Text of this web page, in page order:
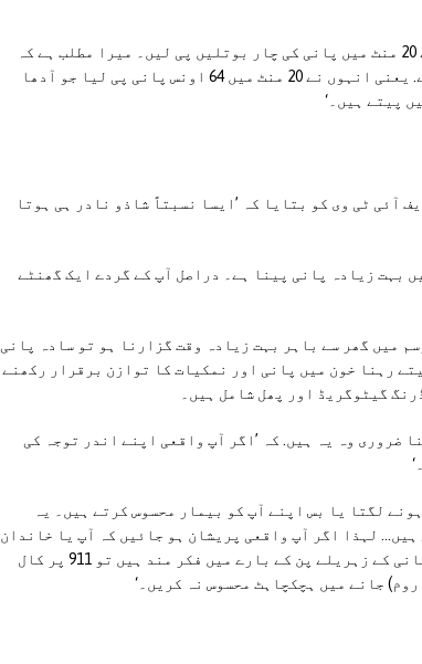
ان کا مزید کہنا تھا، ’کسی نے کہا کہ انہوں نے 20 منٹ میں پانی کی چار بوتلیں پی لیں۔ میرا مطلب ہے کہ
ایک اوسط پانی کی بوتل 16 اونس کی طرح ہوتی ہے. یعنی انہوں نے 20 منٹ میں 64 اونس پانی پی لیا جو آدھا
پیتے ہیں۔‘
آئی ٹی وی کو بتایا کہ ’ایسا نسبتاً شاذو نادر ہی ہوتا
بہت زیادہ پانی پینا ہے۔ دراصل آپ کے گردے ایک گھنٹے
میں گھر سے باہر بہت زیادہ وقت گزارنا ہو تو سادہ پانی
رہنا خون میں پانی اور نمکیات کا توازن برقرار رکھنے
گیٹوگریڈ اور پھل شامل ہیں۔
ضروری وہ یہ ہیں. کہ ’اگر آپ واقعی اپنے اندر توجہ کی
لگتا یا بس اپنے آپ کو بیمار محسوس کرتے ہیں۔ یہ
ہیں… لہذا اگر آپ واقعی پریشان ہو جائیں کہ آپ یا خاندان
کا کوئی فرد ٹھیک سے کام نہیں کر رہا اور آپ پانی کے زہریلے پن کے بارے میں فکر مند ہیں تو 911 پر کال
جانے میں ہچکچاہٹ محسوس نہ کریں۔‘